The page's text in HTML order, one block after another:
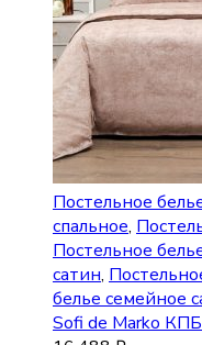
Постельное
спальное,
Постельное
сатин,
белье семейное
Sofi de Marko